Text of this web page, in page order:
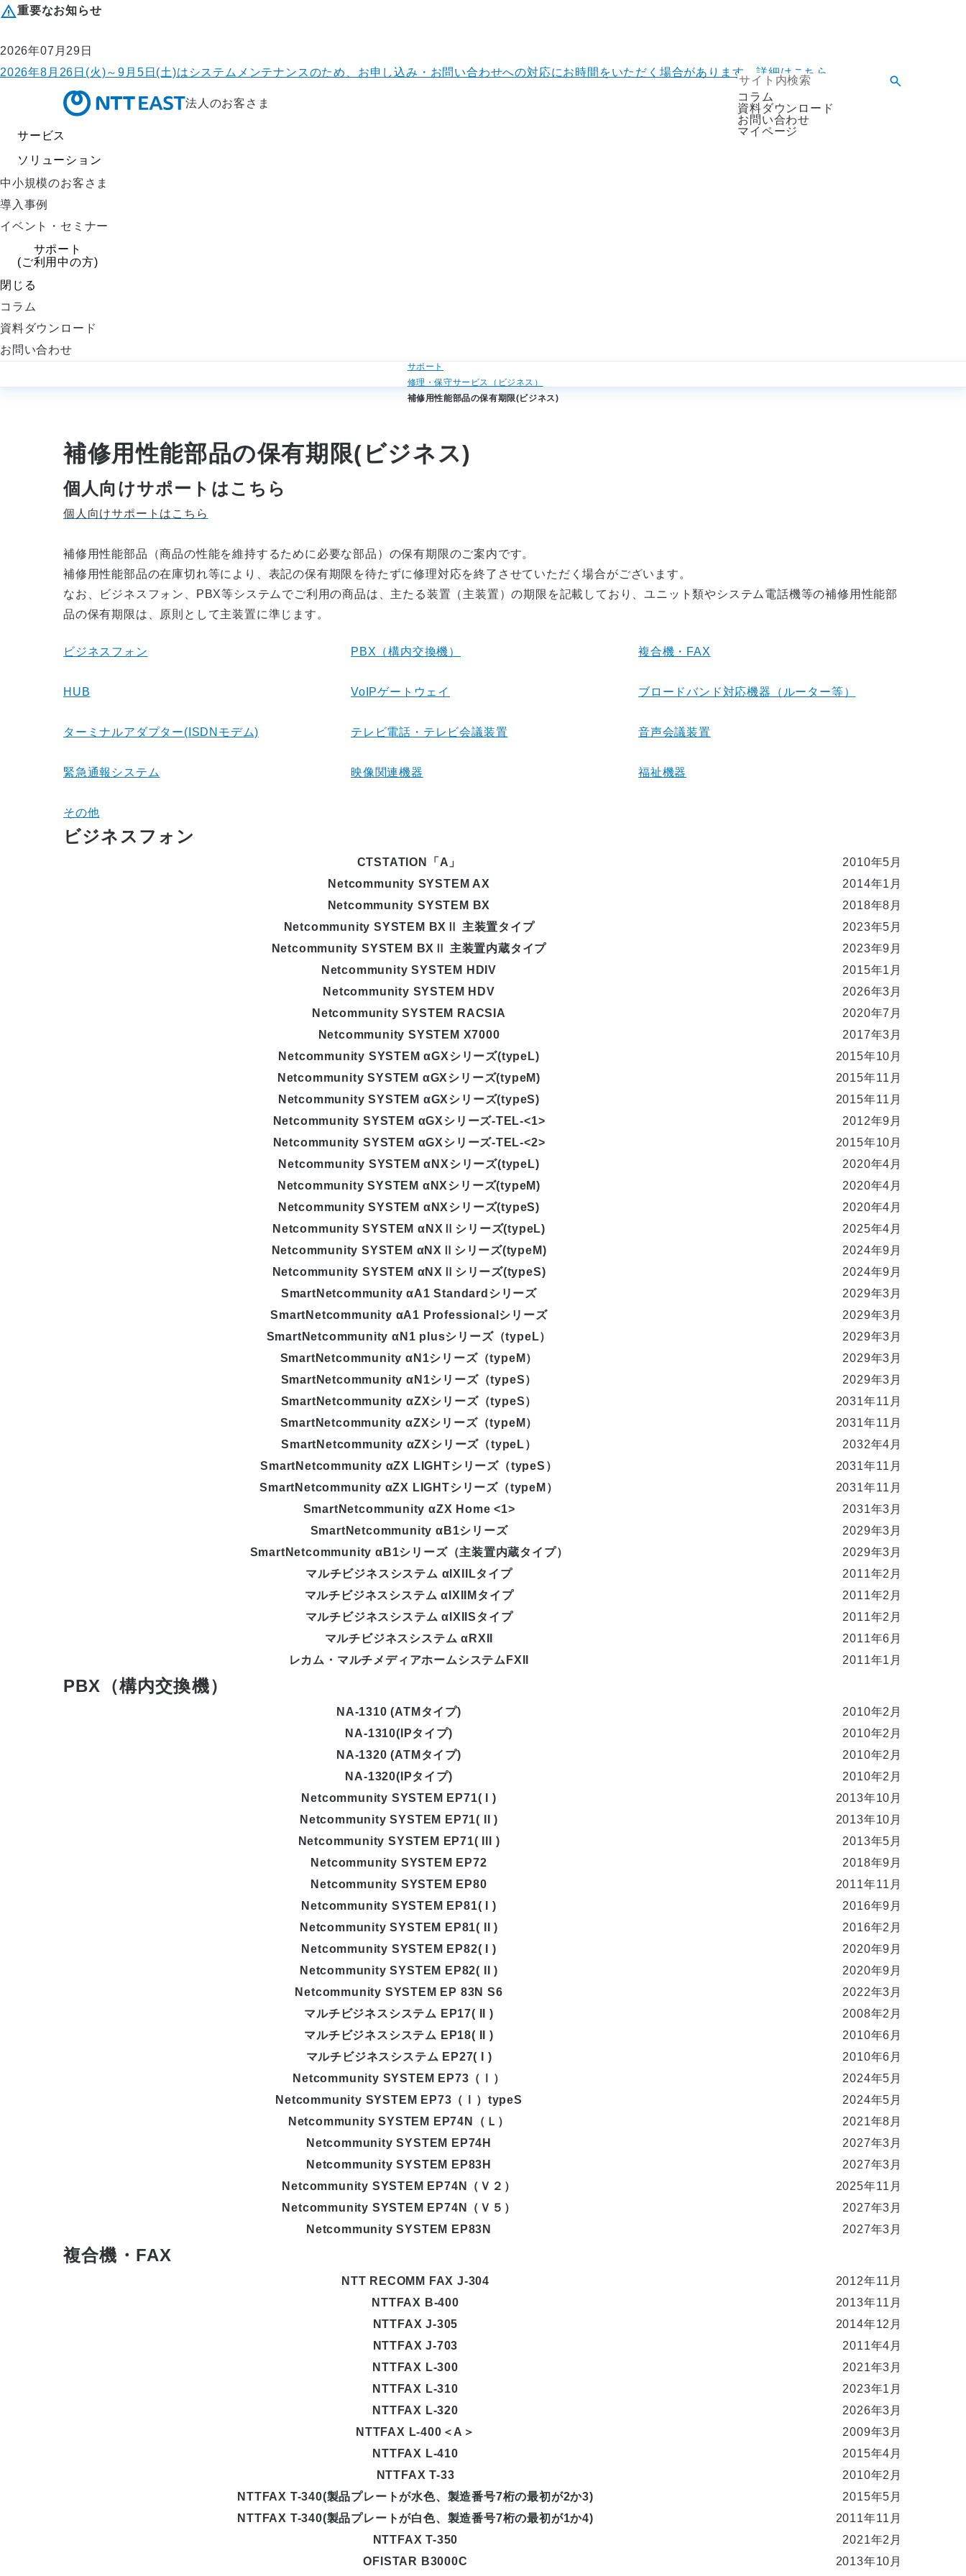
重要なお知らせ
2026年07月29日
2026年8月26日(火)～9月5日(土)はシステムメンテナンスのため、お申し込み・お問い合わせへの対応にお時間をいただく場合があります。詳細はこちら。
法人のお客さま
コラム
資料ダウンロード
お問い合わせ
マイページ
サービス
ソリューション
中小規模のお客さま
導入事例
イベント・セミナー
サポート
(ご利用中の方)
閉じる
コラム
資料ダウンロード
お問い合わせ
サポート
修理・保守サービス（ビジネス）
補修用性能部品の保有期限(ビジネス)
補修用性能部品の保有期限(ビジネス)
個人向けサポートはこちら
個人向けサポートはこちら
補修用性能部品（商品の性能を維持するために必要な部品）の保有期限のご案内です。
補修用性能部品の在庫切れ等により、表記の保有期限を待たずに修理対応を終了させていただく場合がございます。
なお、ビジネスフォン、PBX等システムでご利用の商品は、主たる装置（主装置）の期限を記載しており、ユニット類やシステム電話機等の補修用性能部
品の保有期限は、原則として主装置に準じます。
ビジネスフォン PBX（構内交換機） 複合機・FAX
HUB VoIPゲートウェイ ブロードバンド対応機器（ルーター等）
ターミナルアダプター(ISDNモデム) テレビ電話・テレビ会議装置 音声会議装置
緊急通報システム 映像関連機器 福祉機器
その他
ビジネスフォン
CTSTATION「A」
2010年5月
Netcommunity SYSTEM AX
2014年1月
Netcommunity SYSTEM BX
2018年8月
Netcommunity SYSTEM BXⅡ 主装置タイプ
2023年5月
Netcommunity SYSTEM BXⅡ 主装置内蔵タイプ
2023年9月
Netcommunity SYSTEM HDIV
2015年1月
Netcommunity SYSTEM HDV
2026年3月
Netcommunity SYSTEM RACSIA
2020年7月
Netcommunity SYSTEM X7000
2017年3月
Netcommunity SYSTEM αGXシリーズ(typeL)
2015年10月
Netcommunity SYSTEM αGXシリーズ(typeM)
2015年11月
Netcommunity SYSTEM αGXシリーズ(typeS)
2015年11月
Netcommunity SYSTEM αGXシリーズ-TEL-<1>
2012年9月
Netcommunity SYSTEM αGXシリーズ-TEL-<2>
2015年10月
Netcommunity SYSTEM αNXシリーズ(typeL)
2020年4月
Netcommunity SYSTEM αNXシリーズ(typeM)
2020年4月
Netcommunity SYSTEM αNXシリーズ(typeS)
2020年4月
Netcommunity SYSTEM αNXⅡシリーズ(typeL)
2025年4月
Netcommunity SYSTEM αNXⅡシリーズ(typeM)
2024年9月
Netcommunity SYSTEM αNXⅡシリーズ(typeS)
2024年9月
SmartNetcommunity αA1 Standardシリーズ
2029年3月
SmartNetcommunity αA1 Professionalシリーズ
2029年3月
SmartNetcommunity αN1 plusシリーズ（typeL）
2029年3月
SmartNetcommunity αN1シリーズ（typeM）
2029年3月
SmartNetcommunity αN1シリーズ（typeS）
2029年3月
SmartNetcommunity αZXシリーズ（typeS）
2031年11月
SmartNetcommunity αZXシリーズ（typeM）
2031年11月
SmartNetcommunity αZXシリーズ（typeL）
2032年4月
SmartNetcommunity αZX LIGHTシリーズ（typeS）
2031年11月
SmartNetcommunity αZX LIGHTシリーズ（typeM）
2031年11月
SmartNetcommunity αZX Home <1>
2031年3月
SmartNetcommunity αB1シリーズ
2029年3月
SmartNetcommunity αB1シリーズ（主装置内蔵タイプ）
2029年3月
マルチビジネスシステム αIXIILタイプ
2011年2月
マルチビジネスシステム αIXIIMタイプ
2011年2月
マルチビジネスシステム αIXIISタイプ
2011年2月
マルチビジネスシステム αRXII
2011年6月
レカム・マルチメディアホームシステムFXII
2011年1月
PBX（構内交換機）
NA-1310 (ATMタイプ)
2010年2月
NA-1310(IPタイプ)
2010年2月
NA-1320 (ATMタイプ)
2010年2月
NA-1320(IPタイプ)
2010年2月
Netcommunity SYSTEM EP71( I )
2013年10月
Netcommunity SYSTEM EP71( II )
2013年10月
Netcommunity SYSTEM EP71( III )
2013年5月
Netcommunity SYSTEM EP72
2018年9月
Netcommunity SYSTEM EP80
2011年11月
Netcommunity SYSTEM EP81( I )
2016年9月
Netcommunity SYSTEM EP81( II )
2016年2月
Netcommunity SYSTEM EP82( I )
2020年9月
Netcommunity SYSTEM EP82( II )
2020年9月
Netcommunity SYSTEM EP 83N S6
2022年3月
マルチビジネスシステム EP17( II )
2008年2月
マルチビジネスシステム EP18( II )
2010年6月
マルチビジネスシステム EP27( I )
2010年6月
Netcommunity SYSTEM EP73（Ⅰ）
2024年5月
Netcommunity SYSTEM EP73（Ⅰ）typeS
2024年5月
Netcommunity SYSTEM EP74N（Ｌ）
2021年8月
Netcommunity SYSTEM EP74H
2027年3月
Netcommunity SYSTEM EP83H
2027年3月
Netcommunity SYSTEM EP74N（Ｖ２）
2025年11月
Netcommunity SYSTEM EP74N（Ｖ５）
2027年3月
Netcommunity SYSTEM EP83N
2027年3月
複合機・FAX
NTT RECOMM FAX J-304
2012年11月
NTTFAX B-400
2013年11月
NTTFAX J-305
2014年12月
NTTFAX J-703
2011年4月
NTTFAX L-300
2021年3月
NTTFAX L-310
2023年1月
NTTFAX L-320
2026年3月
NTTFAX L-400＜A＞
2009年3月
NTTFAX L-410
2015年4月
NTTFAX T-33
2010年2月
NTTFAX T-340(製品プレートが水色、製造番号7桁の最初が2か3)
2015年5月
NTTFAX T-340(製品プレートが白色、製造番号7桁の最初が1か4)
2011年11月
NTTFAX T-350
2021年2月
OFISTAR B3000C
2013年10月